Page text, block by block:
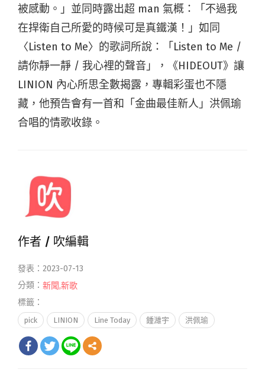
被感動。」並同時露出超 man 氣概：「不過我
在捍衛自己所愛的時候可是真鐵漢！」如同
〈Listen to Me〉的歌詞所說：「Listen to Me /
請你靜一靜 / 我心裡的聲音」，《HIDEOUT》讓
LINION 內心所思全數揭露，專輯彩蛋也不隱
藏，他預告會有一首和「金曲最佳新人」洪佩瑜
合唱的情歌收錄。
作者 / 吹編輯
發表：2023-07-13
分類： 新聞,新歌
標籤：
pick LINION Line Today 鍾濰宇 洪佩瑜